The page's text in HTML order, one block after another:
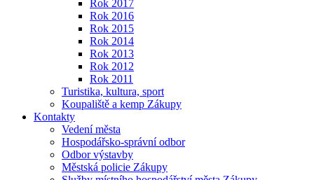
Rok 2017
Rok 2016
Rok 2015
Rok 2014
Rok 2013
Rok 2012
Rok 2011
Turistika, kultura, sport
Koupaliště a kemp Zákupy
Kontakty
Vedení města
Hospodářsko-správní odbor
Odbor výstavby
Městská policie Zákupy